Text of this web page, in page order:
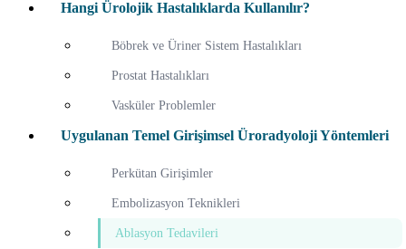
Hangi Ürolojik Hastalıklarda Kullanılır?
Böbrek ve Üriner Sistem Hastalıkları
Prostat Hastalıkları
Vasküler Problemler
Uygulanan Temel Girişimsel Üroradyoloji Yöntemleri
Perkütan Girişimler
Embolizasyon Teknikleri
Ablasyon Tedavileri